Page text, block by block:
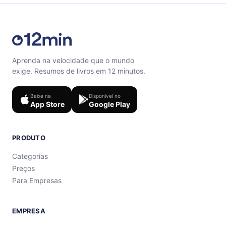
Aprenda na velocidade que o mundo
exige. Resumos de livros em 12 minutos.
Baixe na
App Store
Disponível no
Google Play
PRODUTO
Categorias
Preços
Para Empresas
EMPRESA